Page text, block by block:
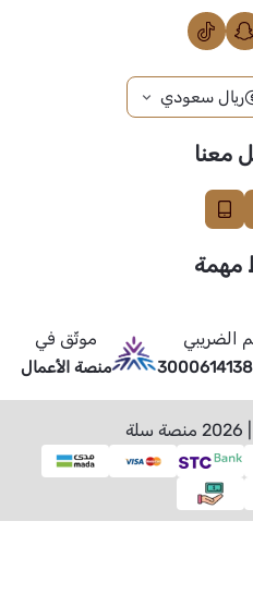
ريال سعودي
معنا
مهمة
الضريبي موثّق في
منصة الأعمال
منصة سلة